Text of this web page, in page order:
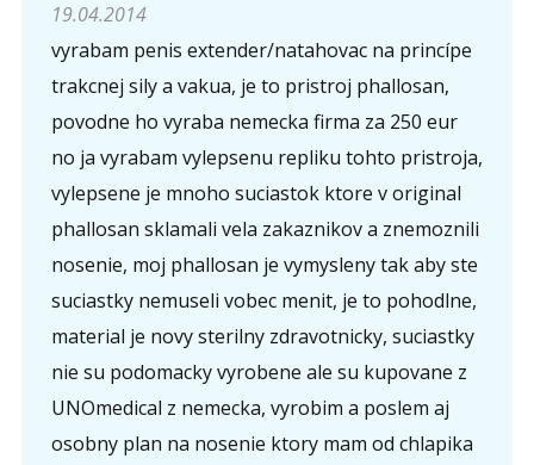
19.04.2014
vyrabam penis extender/natahovac na princípe
trakcnej sily a vakua, je to pristroj phallosan,
povodne ho vyraba nemecka firma za 250 eur
no ja vyrabam vylepsenu repliku tohto pristroja,
vylepsene je mnoho suciastok ktore v original
phallosan sklamali vela zakaznikov a znemoznili
nosenie, moj phallosan je vymysleny tak aby ste
suciastky nemuseli vobec menit, je to pohodlne,
material je novy sterilny zdravotnicky, suciastky
nie su podomacky vyrobene ale su kupovane z
UNOmedical z nemecka, vyrobim a poslem aj
osobny plan na nosenie ktory mam od chlapika